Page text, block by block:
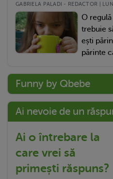
GABRIELA PALADI - REDACTOR |
O
trebuie
ești
părinte
Funny by Qbebe
Ai nevoie de un
Ai o întrebare la
care vrei să
primești răspuns?